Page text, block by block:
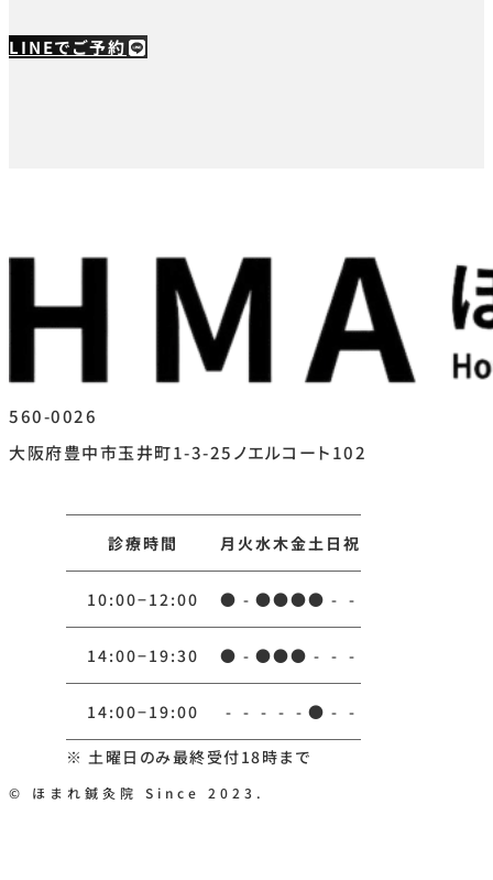
LINEでご予約
560-0026
大阪府豊中市玉井町1-3-25ノエルコート102
診療時間 月 火水木金土 日 祝
10:00−12:00 ● - ●●●● - -
14:00−19:30 ● - ●●● - - -
14:00−19:00 - - - - - ● - -
※ 土曜日のみ最終受付18時まで
© ほまれ鍼灸院 Since 2023.